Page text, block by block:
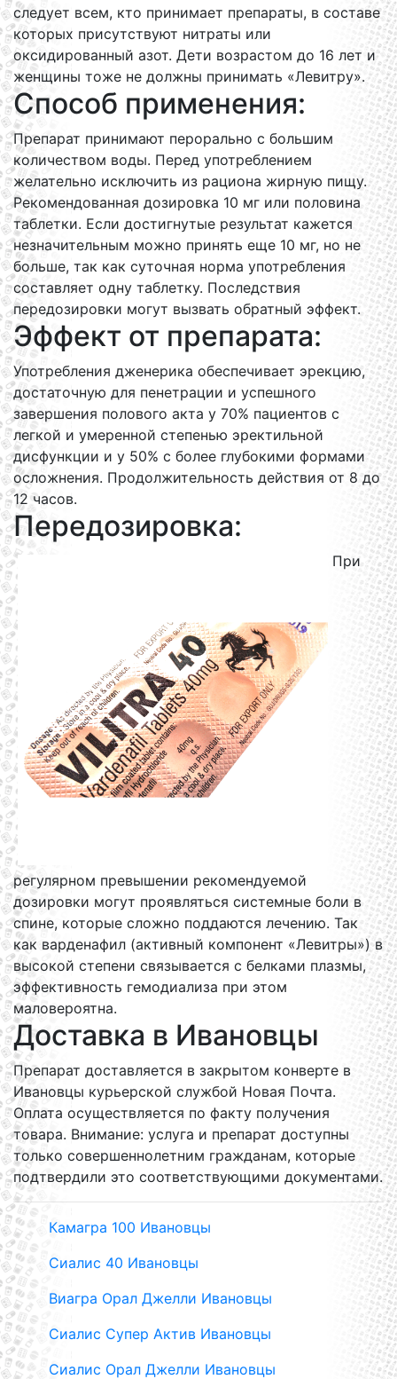
следует всем, кто принимает препараты, в составе
которых присутствуют нитраты или
оксидированный азот. Дети возрастом до 16 лет и
женщины тоже не должны принимать «Левитру».
Способ применения:
Препарат принимают перорально с большим
количеством воды. Перед употреблением
желательно исключить из рациона жирную пищу.
Рекомендованная дозировка 10 мг или половина
таблетки. Если достигнутые результат кажется
незначительным можно принять еще 10 мг, но не
больше, так как суточная норма употребления
составляет одну таблетку. Последствия
передозировки могут вызвать обратный эффект.
Эффект от препарата:
Употребления дженерика обеспечивает эрекцию,
достаточную для пенетрации и успешного
завершения полового акта у 70% пациентов с
легкой и умеренной степенью эректильной
дисфункции и у 50% с более глубокими формами
осложнения. Продолжительность действия от 8 до
12 часов.
Передозировка:
При
регулярном превышении рекомендуемой
дозировки могут проявляться системные боли в
спине, которые сложно поддаются лечению. Так
как варденафил (активный компонент «Левитры») в
высокой степени связывается с белками плазмы,
эффективность гемодиализа при этом
маловероятна.
Доставка в Ивановцы
Препарат доставляется в закрытом конверте в
Ивановцы курьерской службой Новая Почта.
Оплата осуществляется по факту получения
товара. Внимание: услуга и препарат доступны
только совершеннолетним гражданам, которые
подтвердили это соответствующими документами.
Камагра 100 Ивановцы
Сиалис 40 Ивановцы
Виагра Орал Джелли Ивановцы
Сиалис Супер Актив Ивановцы
Сиалис Орал Джелли Ивановцы